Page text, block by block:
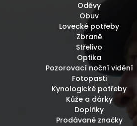
Oděvy
Obuv
Lovecké potřeby
Zbraně
Střelivo
Optika
Pozorovací noční vidění
Fotopasti
Kynologické potřeby
Kůže a dárky
Doplňky
Prodávané značky